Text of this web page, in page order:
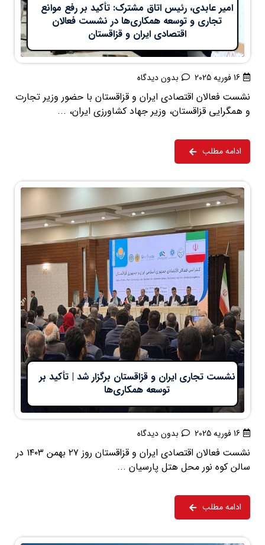
امیر عابدی، رئیس اتاق مشترک: تأکید بر رفع موانع
تجاری و توسعه همکاری‌ها در نشست فعالان
اقتصادی ایران و قزاقستان
16 فوریه 2025 بدون دیدگاه
نشست فعالان اقتصادی ایران و قزاقستان با حضور وزیر تجارت
و همگرایی قزاقستان، وزیر جهاد کشاورزی ایران، ...
ادامه مطلب
نشست تجاری ایران و قزاقستان برگزار شد | تأکید بر
توسعه همکاری‌ها
16 فوریه 2025 بدون دیدگاه
نشست فعالان اقتصادی ایران و قزاقستان روز ۲۷ بهمن ۱۴۰۳ در
سالن کوه نور محل هتل پارسیان ...
ادامه مطلب